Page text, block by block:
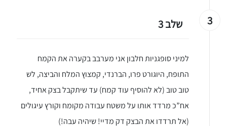
3 שלב 3
למיני סופגניות חלבון אני מערבב בקערה את הקמח
התופח, היוגורט פרו, הברנדי, קמצוץ המלח והביצה, לש
טוב טוב (לא להוסיף עוד קמח) עד שיתקבל בצק אחיד,
אח”כ מרדד אותו על משטח עבודה מקומח וקורץ עיגולים
(אל תרדדו את הבצק דק מדיי! שיהיה עבה!)